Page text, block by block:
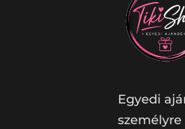
Egyedi
személyre